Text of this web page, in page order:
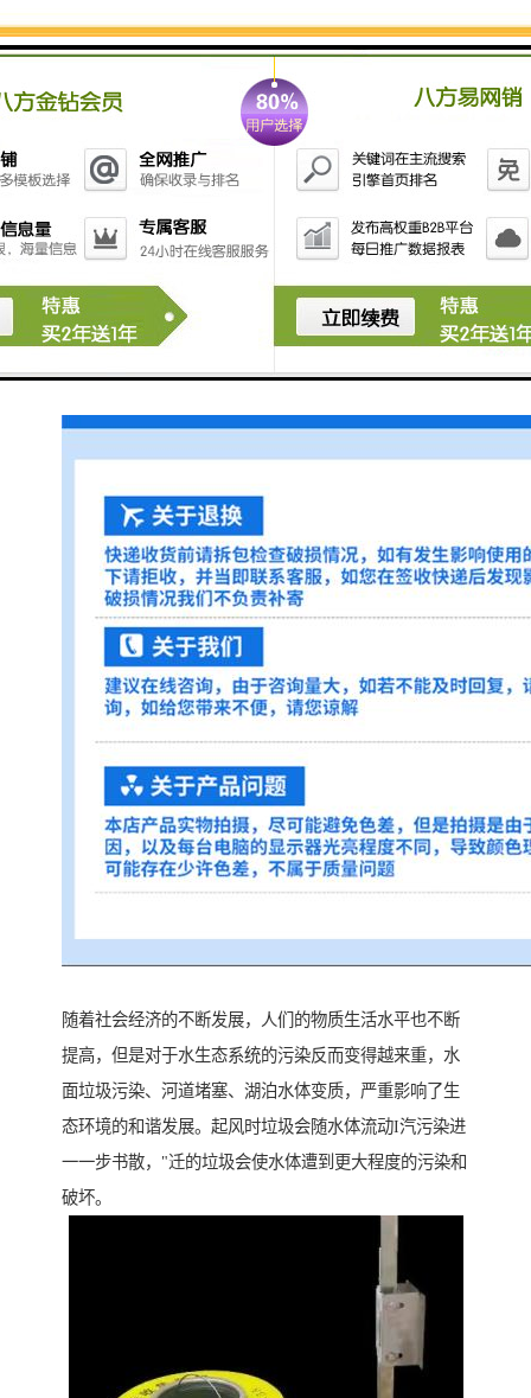
人身也没有保证，有些区域的打捞工作仅靠人力是无法
完成的。我们设计的涡旋式水面垃圾清理机器人，以太
阳l能供电，通过涡旋自动吸收垃圾，并通过控制系统实
现远程控制，用以降低人工打捞的难度，且达到节约并
利用能源的效果，具有环保性，活动灵活，方使快捷，
适应力强，性高，可广泛应用于人工湖等小型水域的漂
浮物清理工作。
随着社会经济的不断发展，人们的物质生活水平也不断
提高，但是对于水生态系统的污染反而变得越来重，水
面垃圾污染、河道堵塞、湖泊水体变质，严重影响了生
态环境的和谐发展。起风时垃圾会随水体流动I汽污染进
一一步书散，"迁的垃圾会使水体遭到更大程度的污染和
破坏。